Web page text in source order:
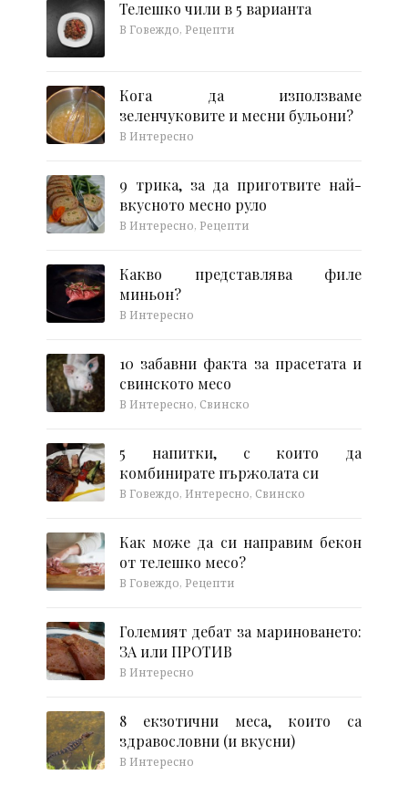
Телешко чили в 5 варианта
В Говеждо, Рецепти
Кога да използваме
зеленчуковите и месни бульони?
В Интересно
9 трика, за да приготвите най-
вкусното месно руло
В Интересно, Рецепти
Какво представлява филе
миньон?
В Интересно
10 забавни факта за прасетата и
свинското месо
В Интересно, Свинско
5 напитки, с които да
комбинирате пържолата си
В Говеждо, Интересно, Свинско
Как може да си направим бекон
от телешко месо?
В Говеждо, Рецепти
Големият дебат за мариноването:
ЗА или ПРОТИВ
В Интересно
8 екзотични меса, които са
здравословни (и вкусни)
В Интересно